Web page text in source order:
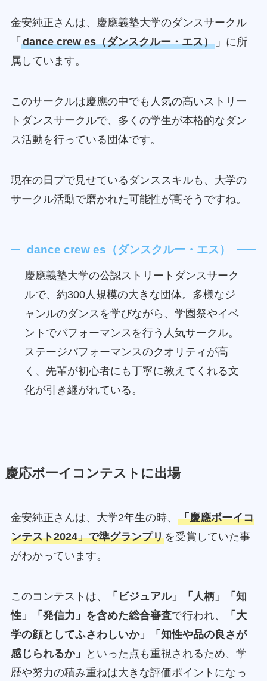
金安純正さんは、慶應義塾大学のダンスサークル
「 dance crew es（ダンスクルー・エス）」に所
属しています。
このサークルは慶應の中でも人気の高いストリー
トダンスサークルで、多くの学生が本格的なダン
ス活動を行っている団体です。
現在の日プで見せているダンススキルも、大学の
サークル活動で磨かれた可能性が高そうですね。
dance crew es（ダンスクルー・エス）
慶應義塾大学の公認ストリートダンスサーク
ルで、約300人規模の大きな団体。多様なジ
ャンルのダンスを学びながら、学園祭やイベ
ントでパフォーマンスを行う人気サークル。
ステージパフォーマンスのクオリティが高
く、先輩が初心者にも丁寧に教えてくれる文
化が引き継がれている。
慶応ボーイコンテストに出場
金安純正さんは、大学2年生の時、 「慶應ボーイコ
ンテスト2024」で準グランプリを受賞していた事
がわかっています。
このコンテストは、
「ビジュアル」「人柄」「知
性」「発信力」を含めた総合審査で行われ、
「大
学の顔としてふさわしいか」「知性や品の良さが
感じられるか」
といった点も重視されるため、学
歴や努力の積み重ねは大きな評価ポイントになっ